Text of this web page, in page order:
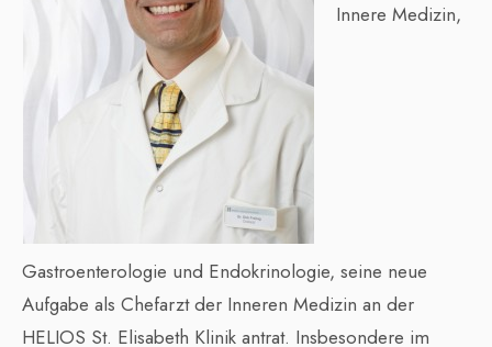
Innere Medizin,
Gastroenterologie und Endokrinologie, seine neue
Aufgabe als Chefarzt der Inneren Medizin an der
HELIOS St. Elisabeth Klinik antrat. Insbesondere im